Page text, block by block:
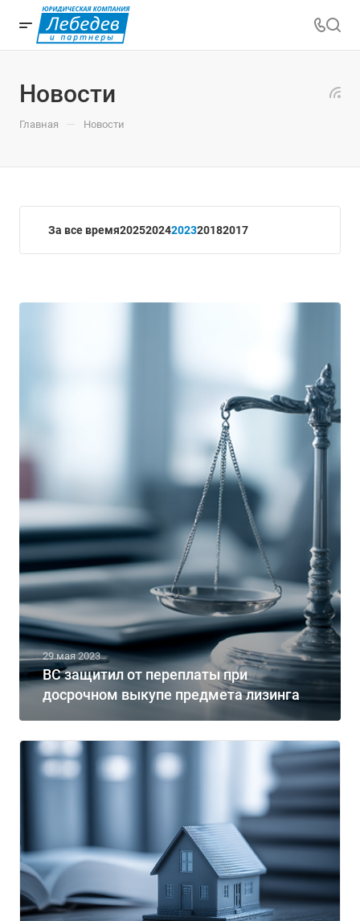
Новости
Главная — Новости
За все время20252024202320182017
ВС защитил от переплаты при
досрочном выкупе предмета лизинга
29 мая 2023